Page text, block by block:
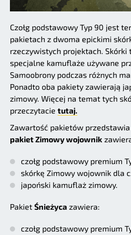
Czołg podstawowy Typ 90 jest
pakietach z dwoma epickimi
rzeczywistych projektach. Skórki
specjalne kamuflaże używane
Samoobrony podczas różnych
Ponadto oba pakiety zawierają
zimowy. Więcej na temat tych
przeczytacie tutaj.
Zawartość pakietów
pakiet Zimowy wojownik
czołg podstawowy premium
skórkę Zimowy wojownik dla
japoński kamuflaż zimowy.
Pakiet Śnieżyca zawiera:
czołg podstawowy premium